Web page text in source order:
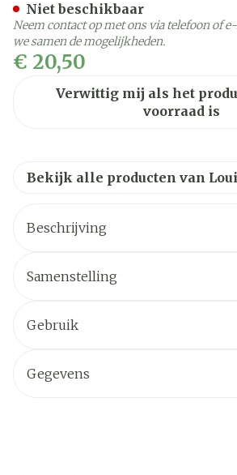
€ 20,50
Verwittig mij als het
voorraad is
Niet beschikbaar
Neem contact op met ons via telefoon of
we samen de mogelijkheden.
Bekijk alle producten van
Beschrijving
Samenstelling
Gebruik
Gegevens